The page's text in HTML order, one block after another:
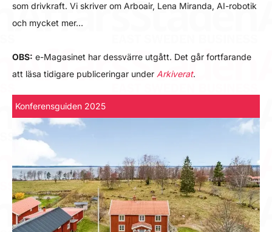
som drivkraft. Vi skriver om Arboair, Lena Miranda, AI-robotik
och mycket mer…
OBS: e-Magasinet har dessvärre utgått. Det går fortfarande
att läsa tidigare publiceringar under Arkiverat.
Konferensguiden 2025